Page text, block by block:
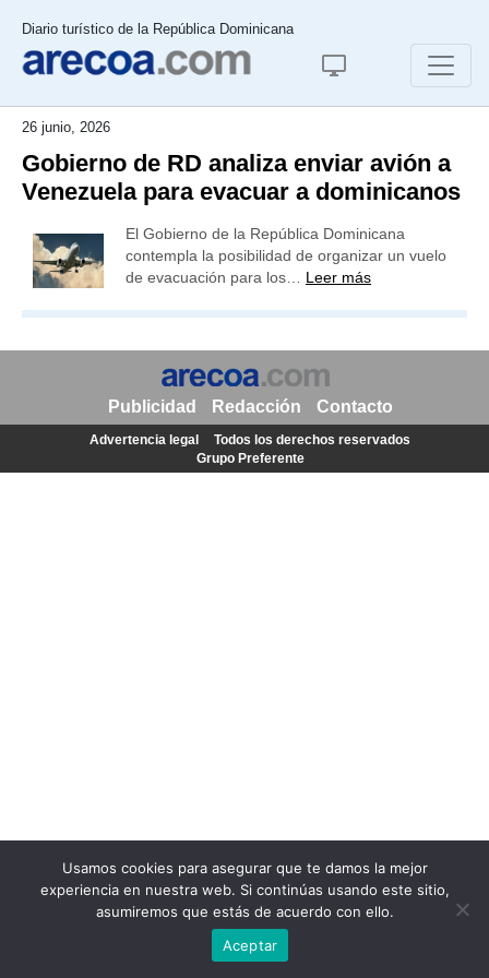
Diario turístico de la República Dominicana
26 junio, 2026
Gobierno de RD analiza enviar avión a
Venezuela para evacuar a dominicanos
El Gobierno de la República Dominicana
contempla la posibilidad de organizar un vuelo
de evacuación para los… Leer más
Usamos cookies para asegurar que te damos la mejor
experiencia en nuestra web. Si continúas usando este sitio,
asumiremos que estás de acuerdo con ello.
Aceptar
Publicidad Redacción Contacto
Advertencia legal
Todos los derechos reservados
Grupo Preferente